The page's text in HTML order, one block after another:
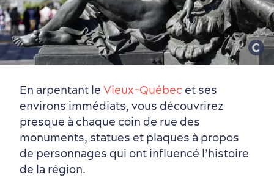
En arpentant le Vieux-Québec et ses
environs immédiats, vous découvrirez
presque à chaque coin de rue des
monuments, statues et plaques à propos
de personnages qui ont influencé l’histoire
de la région.